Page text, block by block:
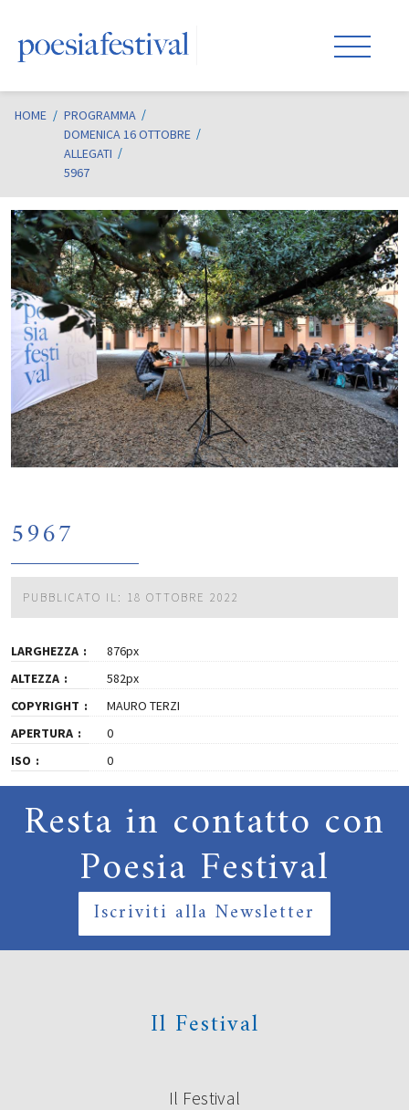
HOME / PROGRAMMA
DOMENICA 16 OTTOBRE
ALLEGATI
5967
5967
PUBBLICATO IL: 18 OTTOBRE 2022
LARGHEZZA
876px
ALTEZZA
582px
COPYRIGHT
MAURO TERZI
APERTURA
0
ISO
0
Resta in contatto con
Poesia Festival
Iscriviti alla Newsletter
Il Festival
Il Festival